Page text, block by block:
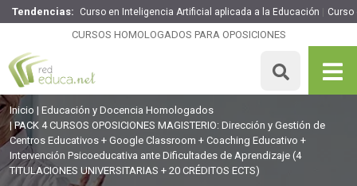
Tendencias: Curso en Inteligencia Artificial aplicada a la Educación Curso
CURSOS HOMOLOGADOS PARA OPOSICIONES
PACK 4 CURSOS OPOSICIONES MAGISTERIO: Dirección y
Gestión de Centros Educativos + Google Classroom +
Coaching Educativo + Intervención Psicoeducativa ante
Dificultades de Aprendizaje
500 H 20 ECTS 199€ 169.15€
MATRICULARME
Inicio
Educación y Docencia Homologados
PACK 4 CURSOS OPOSICIONES MAGISTERIO: Dirección y Gestión de
Centros Educativos + Google Classroom + Coaching Educativo +
Intervención Psicoeducativa ante Dificultades de Aprendizaje (4
TITULACIONES UNIVERSITARIAS + 20 CRÉDITOS ECTS)